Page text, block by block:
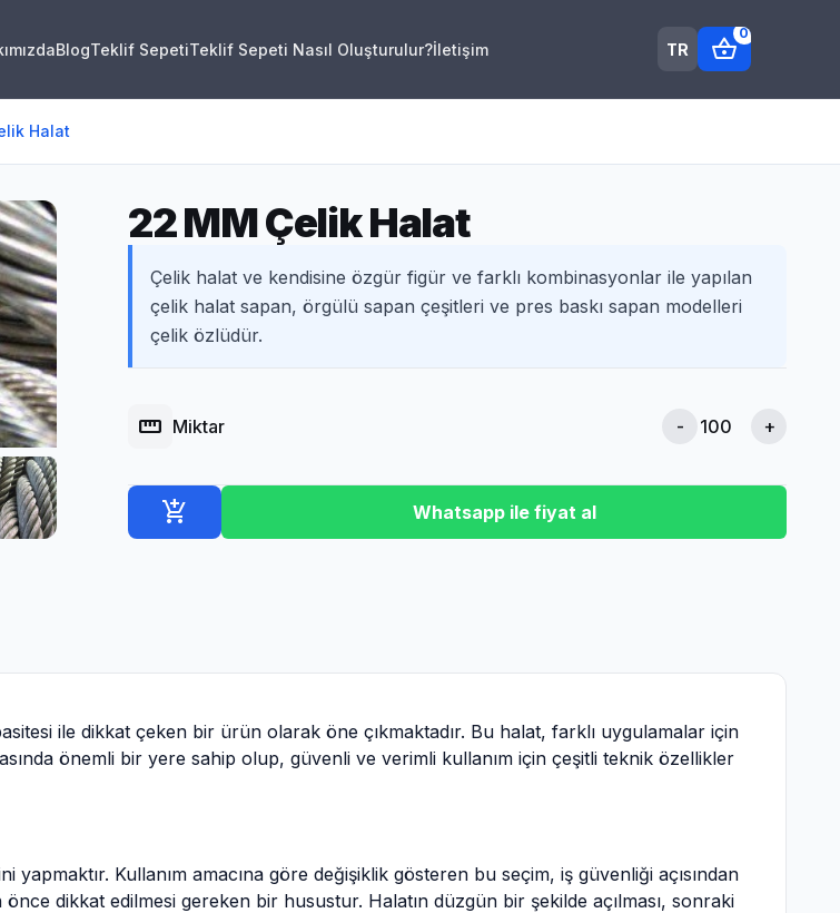
BlogTeklif SepetiTeklif Sepeti Nasıl Oluşturulur?İletişim TR shopping_basket
0
Halat
22 MM Çelik Halat
Çelik halat ve kendisine özgür figür ve farklı kombinasyonlar ile yapılan
çelik halat sapan, örgülü sapan çeşitleri ve pres baskı sapan modelleri
çelik özlüdür.
straighten Miktar - +
add_shopping_cart Whatsapp ile fiyat al
ile dikkat çeken bir ürün olarak öne çıkmaktadır. Bu halat, farklı uygulamalar için
önemli bir yere sahip olup, güvenli ve verimli kullanım için çeşitli teknik özellikler
yapmaktır. Kullanım amacına göre değişiklik gösteren bu seçim, iş güvenliği açısından
dikkat edilmesi gereken bir husustur. Halatın düzgün bir şekilde açılması, sonraki